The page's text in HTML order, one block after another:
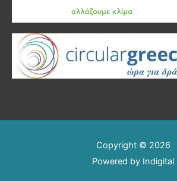
Copyright © 2026
Powered by Indigital